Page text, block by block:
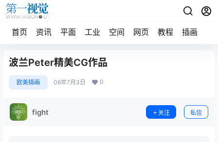
首页 资讯 平面 工业 空间 网页 教程 插画
波兰Peter精美CG作品
欧美插画 06年7月3日 0
fight 关注 私信